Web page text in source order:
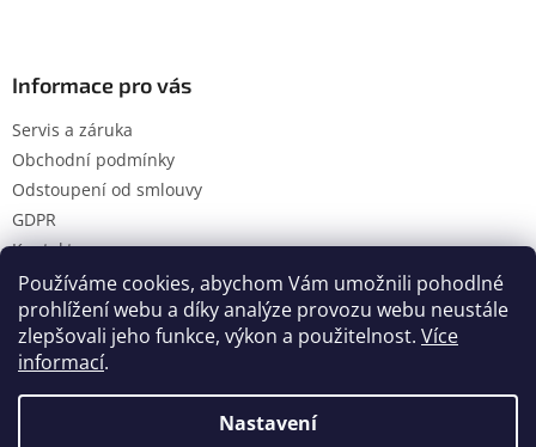
Používáme cookies, abychom Vám umožnili pohodlné
prohlížení webu a díky analýze provozu webu neustále
zlepšovali jeho funkce, výkon a použitelnost. Více
informací.
Nastavení
Informace pro vás
Servis a záruka
Obchodní podmínky
Odstoupení od smlouvy
GDPR
Kontakty
Vytvořil Shoptet
Hanol s.r.o.. Všechna práva vyhrazena.